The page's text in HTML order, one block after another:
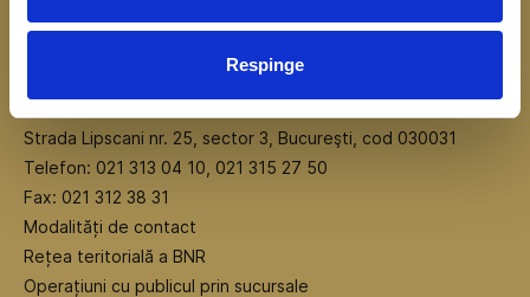
Respinge
Strada Lipscani nr. 25, sector 3, Bucureşti, cod 030031
Telefon: 021 313 04 10, 021 315 27 50
Fax: 021 312 38 31
Modalități de contact
Rețea teritorială a BNR
Operațiuni cu publicul prin sucursale